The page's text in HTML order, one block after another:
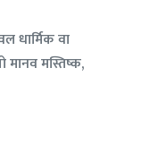
धार्मिक वा
मानव मस्तिष्क,